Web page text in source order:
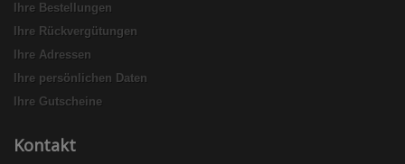
Ihre Bestellungen
Ihre Rückvergütungen
Ihre Adressen
Ihre persönlichen Daten
Ihre Gutscheine
Kontakt